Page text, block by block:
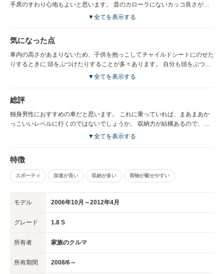
手席のすわり心地もよいと思います。 昔のカローラにないカッコ良さがあ
り、カローラのイメージが変わったところがいいと思います。 加速もよ
▼全てを表示する
気になった点
車内の高さがあまりないため、子供を抱っこしてチャイルドシートにのせた
りするときに 頭をぶつけたりすることが多々あります。 自分も頭をぶつけ
たことが何回もあります。 ファミリーカー向けではないと思います。 故障
カーナビのＤＶＤ読み込み不良もありました。 ディーラーで有料修理の場
合もあり、マイナス面で気になる点です。 １０年ほど乗っているのでこの
程度はほかの車にもあるのかもしれませんが。
▼全てを表示する
総評
独身男性におすすめの車だと思います。 これに乗っていれば、まあまあか
っこいいレベルに行くのではないでしょうか。 収納力が結構あるので、友
達との旅行などにも向いています。 値段の割には走りもよく、コストパフ
▼全てを表示する
特徴
スポーティ 加速が良い 収納が多い 荷物が載せやすい
モデル 2006年10月～2012年4月
グレード 1.8 S
所有者 家族のクルマ
所有期間 2008/6～